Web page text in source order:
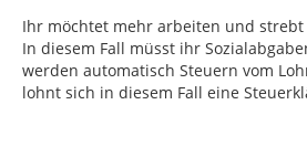
Ihr möchtet mehr arbeiten und strebt
In diesem Fall müsst ihr
werden automatisch Steuern vom
lohnt sich in diesem Fall eine